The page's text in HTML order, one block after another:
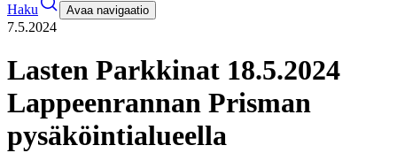
Haku
Avaa navigaatio
7.5.2024
Lasten Parkkinat 18.5.2024
Lappeenrannan Prisman
pysäköintialueella